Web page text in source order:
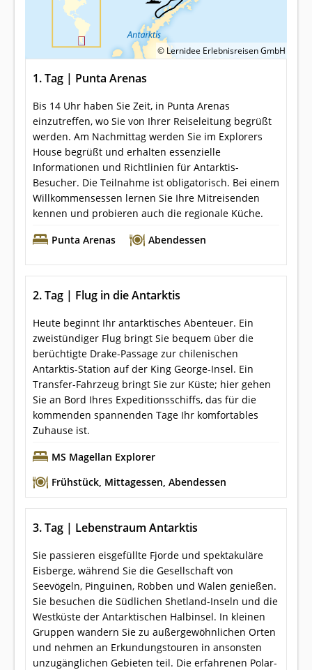
© Lernidee Erlebnisreisen GmbH
1. Tag | Punta Arenas
Bis 14 Uhr haben Sie Zeit, in Punta Arenas
einzutreffen, wo Sie von Ihrer Reiseleitung begrüßt
werden. Am Nachmittag werden Sie im Explorers
House begrüßt und erhalten essenzielle
Informationen und Richtlinien für Antarktis-
Besucher. Die Teilnahme ist obligatorisch. Bei einem
Willkommensessen lernen Sie Ihre Mitreisenden
kennen und probieren auch die regionale Küche.
Punta Arenas
Abendessen
2. Tag | Flug in die Antarktis
Heute beginnt Ihr antarktisches Abenteuer. Ein
zweistündiger Flug bringt Sie bequem über die
berüchtigte Drake-Passage zur chilenischen
Antarktis-Station auf der King George-Insel. Ein
Transfer-Fahrzeug bringt Sie zur Küste; hier gehen
Sie an Bord Ihres Expeditionsschiffs, das für die
kommenden spannenden Tage Ihr komfortables
Zuhause ist.
MS Magellan Explorer
Frühstück Mittagessen Abendessen
3. Tag | Lebenstraum Antarktis
Sie passieren eisgefüllte Fjorde und spektakuläre
Eisberge, während Sie die Gesellschaft von
Seevögeln, Pinguinen, Robben und Walen genießen.
Sie besuchen die Südlichen Shetland-Inseln und die
Westküste der Antarktischen Halbinsel. In kleinen
Gruppen wandern Sie zu außergewöhnlichen Orten
und nehmen an Erkundungstouren in ansonsten
unzugänglichen Gebieten teil. Die erfahrenen Polar-